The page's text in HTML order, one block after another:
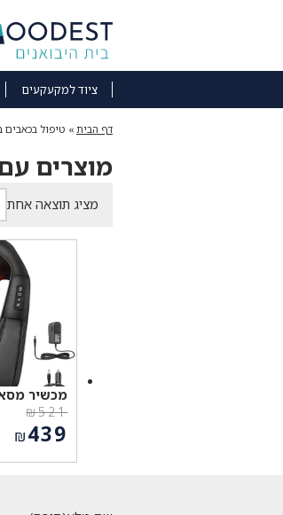
ציוד למקעקעים
דף הבית » טיפול בכאבים
מוצרים
מציג תוצאה אחת
מכשיר
₪521
המחיר
המקורי
היה:
₪439